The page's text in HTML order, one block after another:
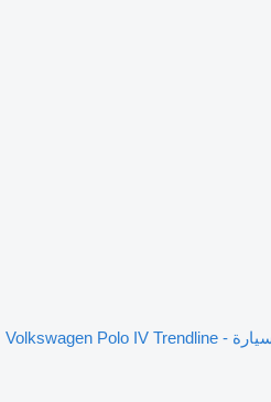
سيارة Volkswagen Polo IV Trendline -